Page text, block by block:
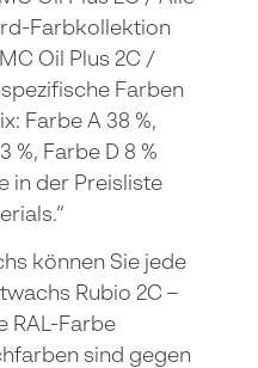
Farbkollektion
Oil Plus 2C /
Farben
Farbe A 38 %,
%, Farbe D 8 %
in der Preisliste
können Sie jede
Rubio 2C –
RAL-Farbe
sind gegen